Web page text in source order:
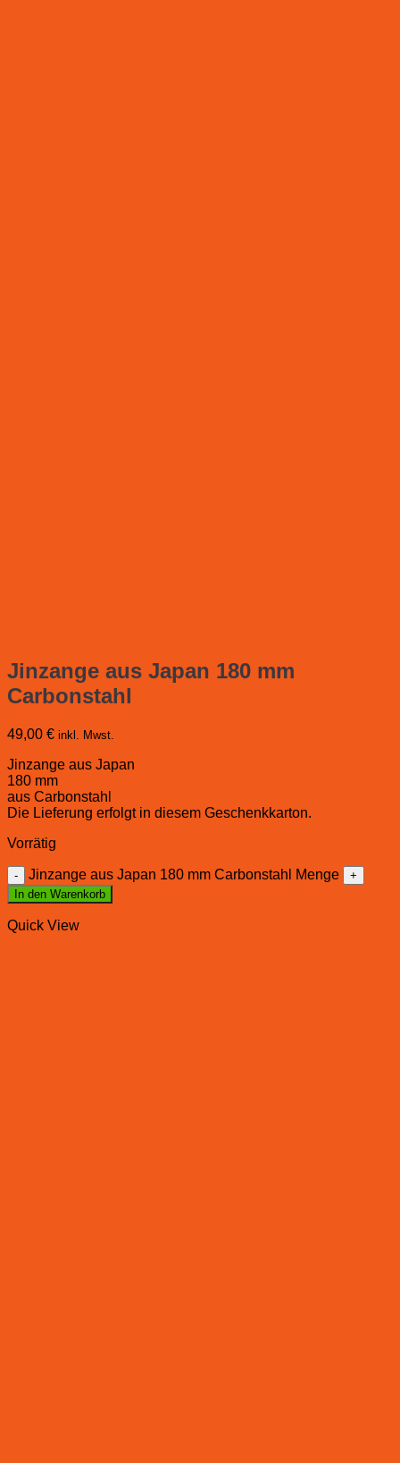
Jinzange aus Japan 180 mm
Carbonstahl
49,00 € inkl. Mwst.
Jinzange aus Japan
180 mm
aus Carbonstahl
Die Lieferung erfolgt in diesem Geschenkkarton.
Vorrätig
Jinzange aus Japan 180 mm Carbonstahl Menge
In den Warenkorb
Quick View